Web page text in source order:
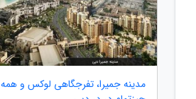
مدینه جمیرا، تفرجگاهی لوکس و همه